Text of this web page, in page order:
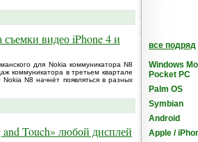
съемки видео iPhone 4 и
для Nokia коммуникатора N8
коммуникатора в третьем квартале
N8 начнёт появляться в разных
Touch» любой дисплей
все подряд
Windows
Pocket PC
Palm OS
Symbian
Android
Apple /